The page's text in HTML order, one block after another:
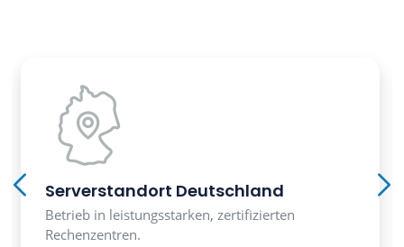
Serverstandort Deutschland
Betrieb in leistungsstarken, zertifizierten
Rechenzentren.